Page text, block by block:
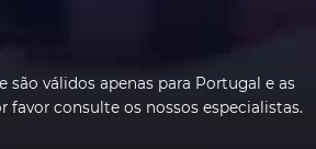
são válidos apenas para Portugal e as
favor consulte os nossos especialistas.